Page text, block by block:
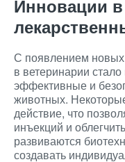
Инновации в
С появлением новых
в ветеринарии
эффективные и
животных.
действие, что
инъекций и
развиваются
создавать